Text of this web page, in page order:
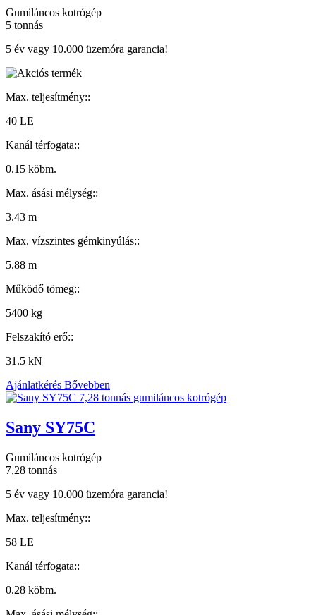
Gumiláncos kotrógép
5 tonnás
5 év vagy 10.000 üzemóra garancia!
Max. teljesítmény::
40 LE
Kanál térfogata::
0.15 köbm.
Max. ásási mélység::
3.43 m
Max. vízszintes gémkinyúlás::
5.88 m
Működő tömeg::
5400 kg
Felszakító erő::
31.5 kN
Ajánlatkérés Bővebben
Sany SY75C
Gumiláncos kotrógép
7,28 tonnás
5 év vagy 10.000 üzemóra garancia!
Max. teljesítmény::
58 LE
Kanál térfogata::
0.28 köbm.